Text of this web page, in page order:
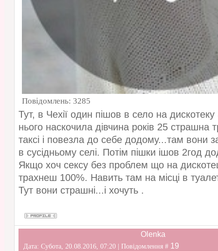
Повідомлень: 3285
Тут, в Чехії один пішов в село на
нього наскочила дівчина років 25 страшна
таксі і повезла до себе додому...там вони
в сусідньому селі. Потім пішки ішов 2год
Якщо хоч сексу без проблем що на
трахнеш 100%. Навить там на місці в
Тут вони страшні...і хочуть .
Olenka
Дата: Субота, 20.08.2016, 07:20 | Повідомлення # 19